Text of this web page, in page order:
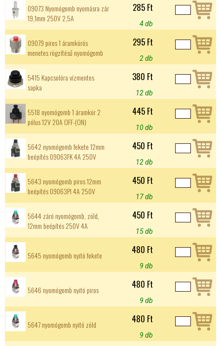
09073 Nyomógomb nyomásra zár
19,1mm 250V 2,5A
285 Ft
4 db
09079 piros 1 áramkörös
menetes rögzítésű nyomógomb
295 Ft
2 db
5415 Kapcsolóra vízmentes
sapka
380 Ft
12 db
5518 nyomógomb 1 áramkör 2
pólus 12V 20A OFF-(ON)
445 Ft
10 db
5642 nyomógomb fekete 12mm
beépítés 09063FK 4A 250V
450 Ft
12 db
5643 nyomógomb piros 12mm
beépítés 09063PI 4A 250V
450 Ft
17 db
5644 záró nyomógomb, zöld,
12mm beépítés 250V 4A
450 Ft
15 db
5645 nyomógomb nyitó fekete 480 Ft
9 db
5646 nyomógomb nyitó piros 480 Ft
9 db
5647 nyomógomb nyitó zöld 480 Ft
9 db